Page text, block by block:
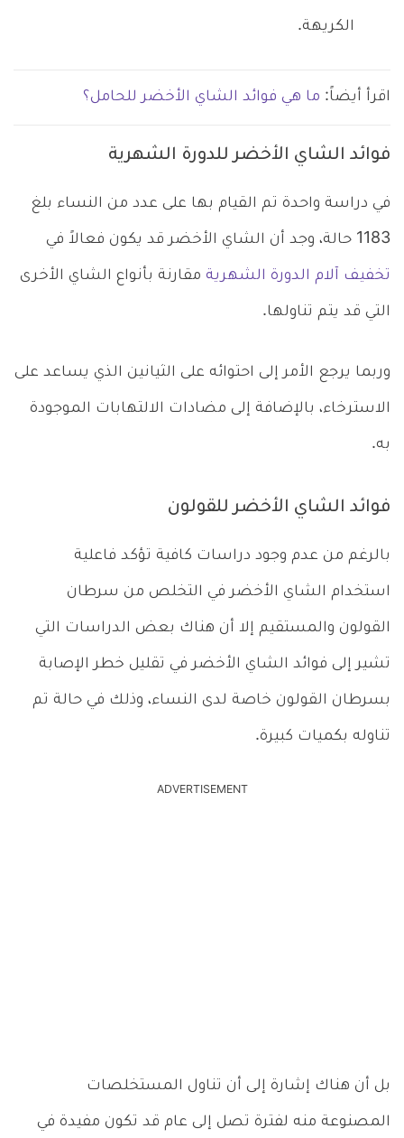
الكريهة.
اقرأ أيضاً: ما هي فوائد الشاي الأخضر للحامل؟
فوائد الشاي الأخضر للدورة الشهرية
في دراسة واحدة تم القيام بها على عدد من النساء بلغ
1183 حالة، وجد أن الشاي الأخضر قد يكون فعالاً في
تخفيف آلام الدورة الشهرية مقارنة بأنواع الشاي الأخرى
التي قد يتم تناولها.
وربما يرجع الأمر إلى احتوائه على الثيانين الذي يساعد على
الاسترخاء، بالإضافة إلى مضادات الالتهابات الموجودة
به.
فوائد الشاي الأخضر للقولون
بالرغم من عدم وجود دراسات كافية تؤكد فاعلية
استخدام الشاي الأخضر في التخلص من سرطان
القولون والمستقيم إلا أن هناك بعض الدراسات التي
تشير إلى فوائد الشاي الأخضر في تقليل خطر الإصابة
بسرطان القولون خاصة لدى النساء، وذلك في حالة تم
تناوله بكميات كبيرة.
ADVERTISEMENT
بل أن هناك إشارة إلى أن تناول المستخلصات
المصنوعة منه لفترة تصل إلى عام قد تكون مفيدة في